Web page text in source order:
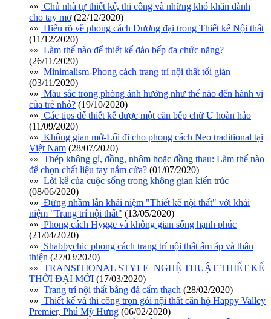
»» Chủ nhà tự thiết kế, thi công và những khó khăn dành
cho tay mơ(22/12/2020)
»» Hiểu rõ về phong cách Đương đại trong Thiết kế Nội thất
(11/12/2020)
»» Làm thế nào để thiết kế đảo bếp đa chức năng?
(26/11/2020)
»» Minimalism-Phong cách trang trí nội thất tối giản
(03/11/2020)
»» Màu sắc trong phòng ảnh hưởng như thế nào đến hành vi
của trẻ nhỏ? (19/10/2020)
»» Các tips để thiết kế được một căn bếp chữ U hoàn hảo
(11/09/2020)
»» Không gian mở-Lối đi cho phong cách Neo traditional tại
Việt Nam (28/07/2020)
»» Thép không gỉ, đồng, nhôm hoặc đồng thau: Làm thế nào
để chọn chất liệu tay nắm cửa? (01/07/2020)
»» Lời kể của cuộc sống trong không gian kiến trúc
(08/06/2020)
»» Đừng nhầm lẫn khái niệm "Thiết kế nội thất" với khái
niệm "Trang trí nội thất" (13/05/2020)
»» Phong cách Hygge và không gian sống hạnh phúc
(21/04/2020)
»» Shabbychic phong cách trang trí nội thất ấm áp và thân
thiện (27/03/2020)
»» TRANSITIONAL STYLE–NGHỆ THUẬT THIẾT KẾ
THỜI ĐẠI MỚI (17/03/2020)
»» Trang trí nội thất bằng đá cẩm thạch (28/02/2020)
»» Thiết kế và thi công trọn gói nội thất căn hộ Happy Valley
Premier, Phú Mỹ Hưng (06/02/2020)